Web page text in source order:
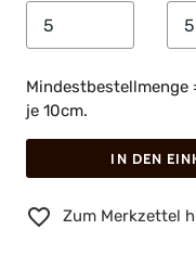
je 10cm.
IN DEN
Zum Merkzettel